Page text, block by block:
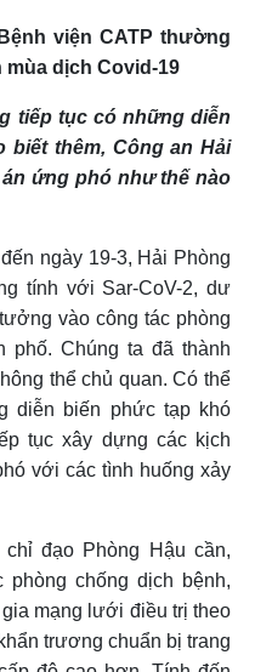
viện CATP thường
dịch Covid-19
tiếp tục có những diễn
thêm, Công an Hải
ứng phó như thế nào
ngày 19-3, Hải Phòng
tính với Sar-CoV-2, dư
vào công tác phòng
phố. Chúng ta đã thành
thể chủ quan. Có thể
diễn biến phức tạp khó
tục xây dựng các kịch
với các tình huống xảy
đạo Phòng Hậu cần,
chống dịch bệnh,
mạng lưới điều trị theo
trương chuẩn bị trang